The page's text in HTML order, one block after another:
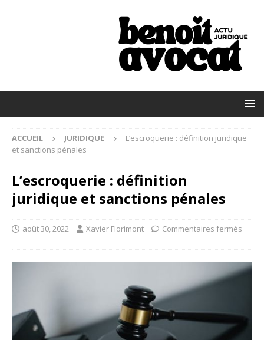
ACCUEIL JURIDIQUE
L’escroquerie : définition juridique
et sanctions pénales
L’escroquerie : définition
juridique et sanctions pénales
août 30, 2022 Xavier Florimont Commentaires fermés